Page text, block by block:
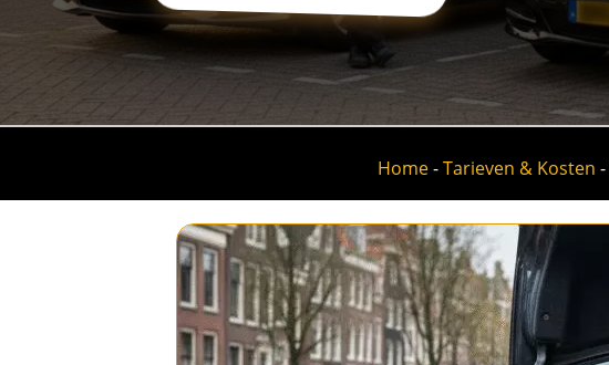
Home-Tarieven & Kosten -